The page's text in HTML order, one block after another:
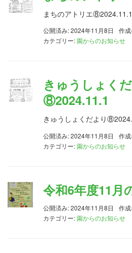
まちのアトリエ⑧2024.11.1
公開済み: 2024年11月8日 作
カテゴリー:園からのお知らせ
きゅうしょく
⑧2024.11.1
きゅうしょくだより
公開済み: 2024年11月8日 作
カテゴリー:園からのお知らせ
令和6年度11月
公開済み: 2024年11月8日 作
カテゴリー:園からのお知らせ